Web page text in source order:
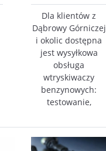
Dla klientów z
Dąbrowy Górniczej
i okolic dostępna
jest wysyłkowa
obsługa
wtryskiwaczy
benzynowych:
testowanie,